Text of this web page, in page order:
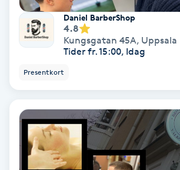
Tuina-massage
Taktil massage
Tandblekning
Tandläkare
Tatuering
Daniel BarberShop
4.8
Kungsgatan 45A, Uppsala
Tider fr. 15:00, Idag
Presentkort